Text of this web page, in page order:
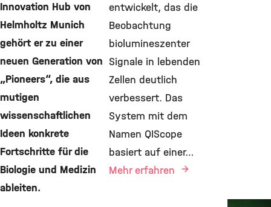
Innovation Hub von
Helmholtz Munich
gehört er zu einer
neuen Generation von
„Pioneers“, die aus
mutigen
wissenschaftlichen
Ideen konkrete
Fortschritte für die
Biologie und Medizin
ableiten.
entwickelt, das die
Beobachtung
biolumineszenter
Signale in lebenden
Zellen deutlich
verbessert. Das
System mit dem
Namen QIScope
basiert auf einer…
Mehr erfahren